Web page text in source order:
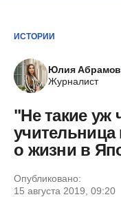
ИСТОРИИ
Юлия
Журналист
"Не такие уж
учительница
о жизни в
Опубликовано:
15 августа 2019, 09:20